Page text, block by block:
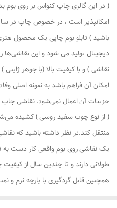
( در این گالری چاپ کنواس بر روی بوم
امکانپذیر است ، در خصوص چاپ در
باشید ) تابلو بوم چاپی یک محصول
دیجیتال تولید می شود و این
نقاشی ) و با کیفیت بالا (با جوهر
امکان آن فراهم باشد به نمونه اصلی
جزییات آن اعمال نمی‌شود. نقاشی
( از نوع چوب سفید روسی ) کشیده
منتقل کند.در نظر داشته باشید که
یک نقاشی روی بوم واقعی کار دست
طولانی دارند و تا چندین سال از
همچنین قابل گردگیری با پارچه نرم و